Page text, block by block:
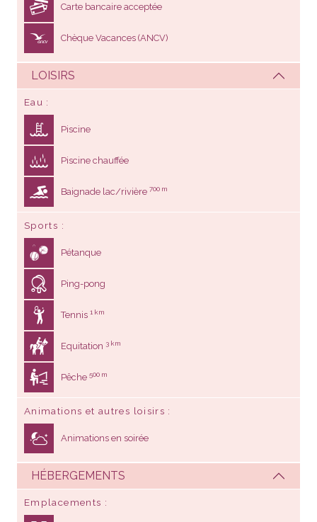
Carte bancaire acceptée
Chèque Vacances (ANCV)
LOISIRS
Eau
Piscine
Piscine chauffée
Baignade lac/rivière 700 m
Sports
Pétanque
Ping-pong
Tennis 1 km
Equitation 3 km
Pêche 500 m
Animations et autres loisirs
Animations en soirée
HÉBERGEMENTS
Emplacements